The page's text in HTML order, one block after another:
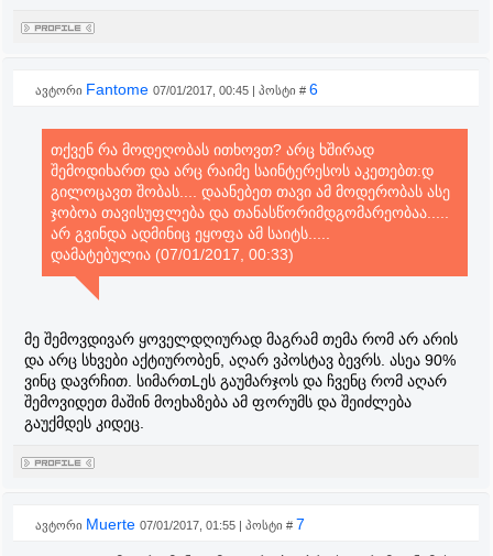
ავტორი Fantome 07/01/2017, 00:45 | პოსტი # 6
თქვენ რა მოდეღობას ითხოვთ? არც ხშირად
შემოდიხართ და არც რაიმე საინტერესოს აკეთებთ:დ
გილოცავთ შობას.... დაანებეთ თავი ამ მოდერობას ასე
ჯობოა თავისუფლება და თანასწორიმდგომარეობაა.....
არ გვინდა ადმინიც ეყოფა ამ საიტს.....
დამატებულია (07/01/2017, 00:33)
მე შემოვდივარ ყოველდღიურად მაგრამ თემა რომ არ არის
და არც სხვები აქტიურობენ, აღარ ვპოსტავ ბევრს. ასეა 90%
ვინც დავრჩით. სიმართLეს გაუმარჯოს და ჩვენც რომ აღარ
შემოვიდეთ მაშინ მოეხაზება ამ ფორუმს და შეიძლება
გაუქმდეს კიდეც.
ავტორი Muerte 07/01/2017, 01:55 | პოსტი # 7